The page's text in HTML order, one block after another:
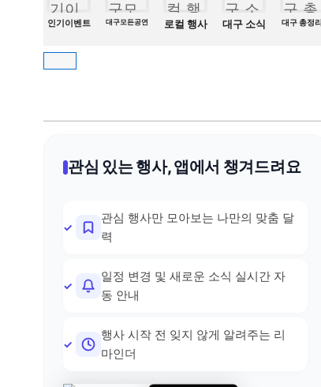
인기이벤트 대구모든공연 로컬 행사 대구 소식 대구 총정리
관심 있는 행사, 앱에서 챙겨드려요
관심 행사만 모아보는 나만의 맞춤 달
력
일정 변경 및 새로운 소식 실시간 자
동 안내
행사 시작 전 잊지 않게 알려주는 리
마인더